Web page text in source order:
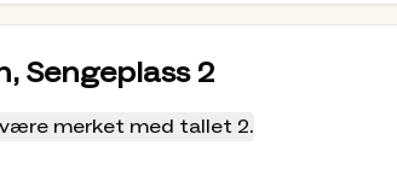
Sengeplass 2
være merket med tallet 2.